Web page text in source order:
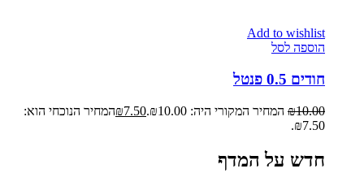
Add to wishlist
הוספה לסל
חודים 0.5 פנטל
₪10.00 המחיר המקורי היה: ₪10.00. ₪7.50
המחיר הנוכחי הוא:
₪7.50.
חדש על המדף